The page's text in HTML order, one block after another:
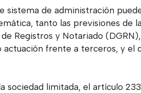
sistema de administración
tanto las previsiones de la
Registros y Notariado
actuación frente a terceros, y el
sociedad limitada, el artículo